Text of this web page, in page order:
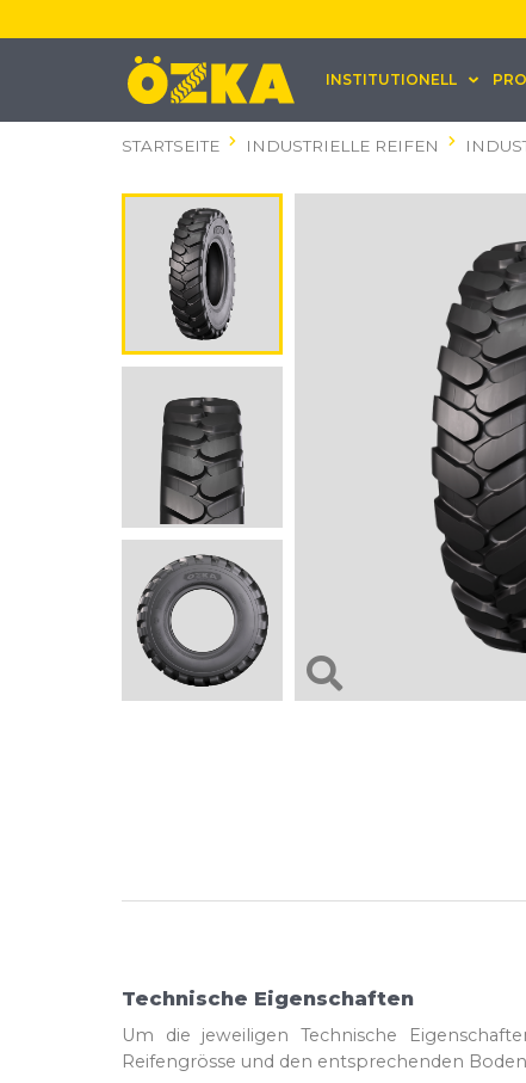
INSTITUTIONELL
STARTSEITE INDUSTRIELLE REIFEN
Technische Eigenschaften
Um die jeweiligen Technische
Reifengrösse und den entsprechenden